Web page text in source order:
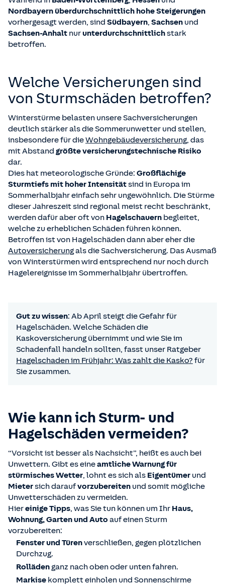
Nordbayernüberdurchschnittlich hohe Steigerungen
vorhergesagt werden, sind Südbayern, Sachsen und
Sachsen-Anhalt nurunterdurchschnittlichstark
betroffen.
Welche Versicherungen sind
von Sturmschäden betroffen?
Winterstürme belasten unsere Sachversicherungen
deutlich stärker als die Sommerunwetter und stellen,
insbesondere für dieWohngebäudeversicherung, das
mit Abstand größte versicherungstechnische Risiko
dar.
Dies hat meteorologische Gründe: Großflächige
Sturmtiefs mit hoher Intensitätsind in Europa im
Sommerhalbjahr einfach sehr ungewöhnlich. Die Stürme
dieser Jahreszeit sind regional meist recht beschränkt,
werden dafür aber oft von Hagelschauern begleitet,
welche zu erheblichen Schäden führen können.
Betroffen ist von Hagelschäden dann aber eher die
Autoversicherungals die Sachversicherung. Das Ausmaß
von Winterstürmen wird entsprechend nur noch durch
Hagelereignisse im Sommerhalbjahr übertroffen.
Gut zu wissen: Ab April steigt die Gefahr für
Hagelschäden. Welche Schäden die
Kaskoversicherung übernimmt und wie Sie im
Schadenfall handeln sollten, fasst unser Ratgeber
Hagelschaden im Frühjahr: Was zahlt die Kasko? für
Sie zusammen.
Wie kann ich Sturm- und
Hagelschäden vermeiden?
“Vorsicht ist besser als Nachsicht”, heißt es auch bei
Unwettern. Gibt es eineamtliche Warnung für
stürmisches Wetter, lohnt es sich als Eigentümer und
Mietersich daraufvorzubereiten und somit mögliche
Unwetterschäden zu vermeiden.
HiereinigeTipps, was Sie tun können um Ihr Haus,
Wohnung, Garten und Auto auf einen Sturm
vorzubereiten:
Fenster und Türenverschließen, gegen plötzlichen
Durchzug.
Rolläden ganz nach oben oder unten fahren.
Markise komplett einholen und Sonnenschirme